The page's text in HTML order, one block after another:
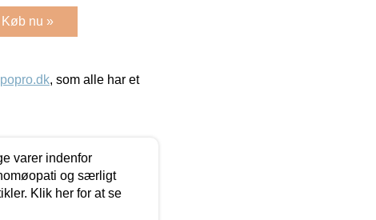
Køb nu »
, som alle har et
varer indenfor
og særligt
Klik her for at se